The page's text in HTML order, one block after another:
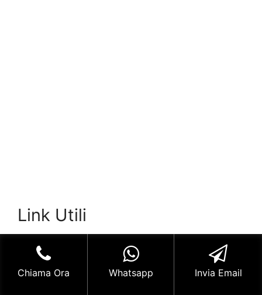
Link Utili
Serratura su Wikipedia: Una definizione
dell’argomento data dalla famosa enciclopedia
on line.
Chiama Ora Whatsapp Invia Email